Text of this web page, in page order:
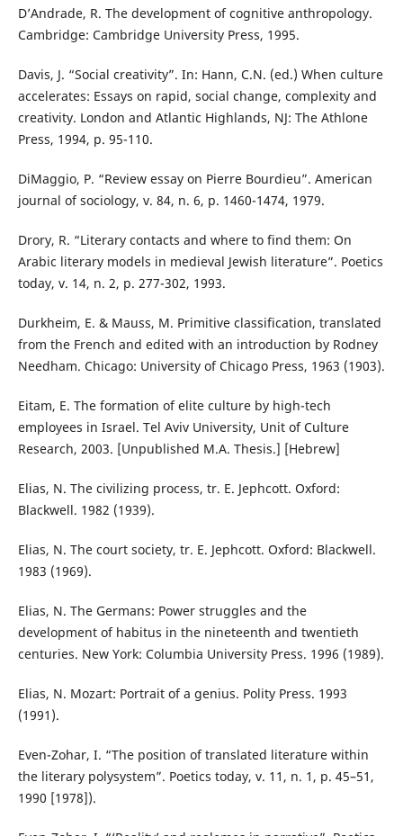
D’Andrade, R. The development of cognitive anthropology.
Cambridge: Cambridge University Press, 1995.
Davis, J. “Social creativity”. In: Hann, C.N. (ed.) When culture
accelerates: Essays on rapid, social change, complexity and
creativity. London and Atlantic Highlands, NJ: The Athlone
Press, 1994, p. 95-110.
DiMaggio, P. “Review essay on Pierre Bourdieu”. American
journal of sociology, v. 84, n. 6, p. 1460-1474, 1979.
Drory, R. “Literary contacts and where to find them: On
Arabic literary models in medieval Jewish literature”. Poetics
today, v. 14, n. 2, p. 277-302, 1993.
Durkheim, E. & Mauss, M. Primitive classification, translated
from the French and edited with an introduction by Rodney
Needham. Chicago: University of Chicago Press, 1963 (1903).
Eitam, E. The formation of elite culture by high-tech
employees in Israel. Tel Aviv University, Unit of Culture
Research, 2003. [Unpublished M.A. Thesis.] [Hebrew]
Elias, N. The civilizing process, tr. E. Jephcott. Oxford:
Blackwell. 1982 (1939).
Elias, N. The court society, tr. E. Jephcott. Oxford: Blackwell.
1983 (1969).
Elias, N. The Germans: Power struggles and the
development of habitus in the nineteenth and twentieth
centuries. New York: Columbia University Press. 1996 (1989).
Elias, N. Mozart: Portrait of a genius. Polity Press. 1993
(1991).
Even-Zohar, I. “The position of translated literature within
the literary polysystem”. Poetics today, v. 11, n. 1, p. 45–51,
1990 [1978]).